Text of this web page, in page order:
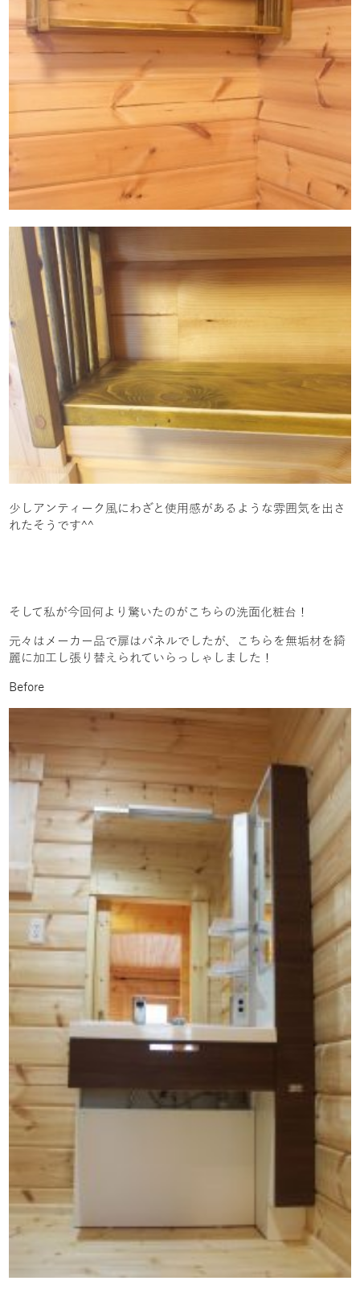
少しアンティーク風にわざと使用感があるような雰囲気を出さ
れたそうです^^
そして私が今回何より驚いたのがこちらの洗面化粧台！
元々はメーカー品で扉はパネルでしたが、こちらを無垢材を綺
麗に加工し張り替えられていらっしゃしました！
Before